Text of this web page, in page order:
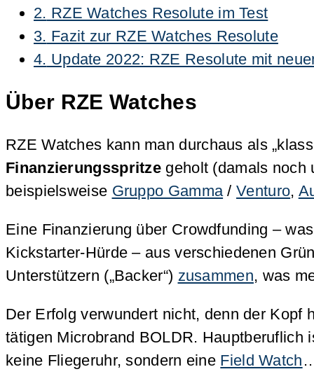
2. RZE Watches Resolute im Test
3. Fazit zur RZE Watches Resolute
4. Update 2022: RZE Resolute mit
Über RZE Watches
RZE Watches kann man durchaus als
Finanzierungsspritze geholt (damals noch
beispielsweise Gruppo Gamma/Venturo,
Eine Finanzierung über Crowdfunding –
Kickstarter-Hürde – aus verschiedenen
Unterstützern („Backer“) zusammen, was
Der Erfolg verwundert nicht, denn der Kopf
tätigen Microbrand BOLDR.
keine Fliegeruhr, sondern eine Field Watch